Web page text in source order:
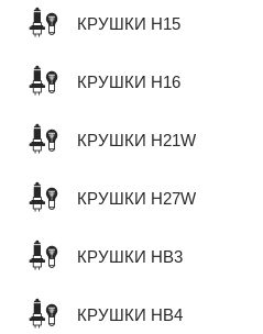
КРУШКИ H15
КРУШКИ H16
КРУШКИ H21W
КРУШКИ H27W
КРУШКИ HB3
КРУШКИ HB4